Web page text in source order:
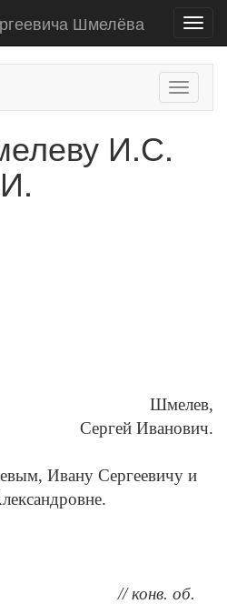
Шмелёва
Toggle
И.С.
Шмелев,
Сергей Иванович.
Ивану Сергеевичу и
// конв. об.